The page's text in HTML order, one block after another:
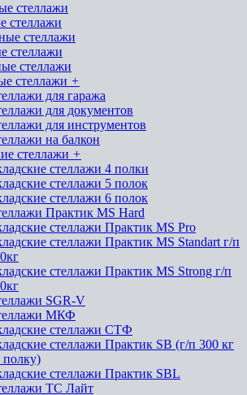
стеллажи
стеллажи
стеллажи
стеллажи
стеллажи
стеллажи +
для гаража
для документов
для инструментов
на балкон
стеллажи +
стеллажи 4 полки
стеллажи 5 полок
стеллажи 6 полок
Практик MS Hard
стеллажи Практик MS Pro
стеллажи Практик MS Standart г/п
стеллажи Практик MS Strong г/п
SGR-V
МКФ
стеллажи СТФ
стеллажи Практик SB (г/п 300 кг
полку)
стеллажи Практик SBL
ТС Лайт